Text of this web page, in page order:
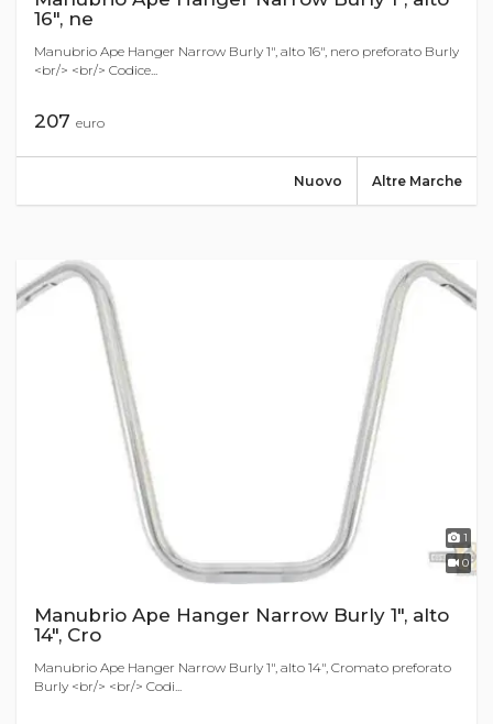
16", ne
Manubrio Ape Hanger Narrow Burly 1", alto 16", nero preforato Burly
<br/> <br/> Codice...
207 euro
Altre Marche
Nuovo
1
0
Manubrio Ape Hanger Narrow Burly 1", alto
14", Cro
Manubrio Ape Hanger Narrow Burly 1", alto 14", Cromato preforato
Burly <br/> <br/> Codi...